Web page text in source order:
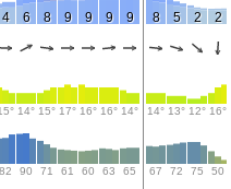
4 6 8 9 9 9 9 8 5 2 2
14° 15° 17° 16° 16° 14° 14° 13° 12° 16°
82 90 71 61 60 63 65 67 72 75 50